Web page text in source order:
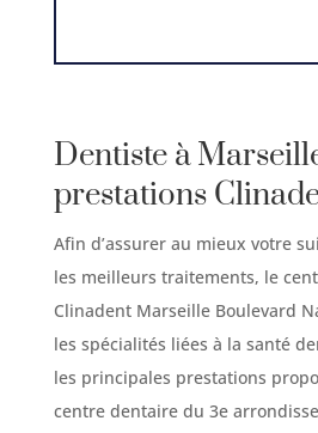
Dentiste à
prestations
Afin d’assurer au mieux votre
les meilleurs traitements, le
Clinadent Marseille Boulevard
les spécialités liées à la santé
les principales prestations
centre dentaire du 3e